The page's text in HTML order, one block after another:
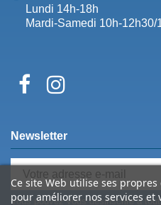
Lundi 14h-18h
Mardi-Samedi 10h-12h30/
Ce site Web utilise ses
pour améliorer nos services et
Newsletter
Vous pouvez vous désinscrire à tout